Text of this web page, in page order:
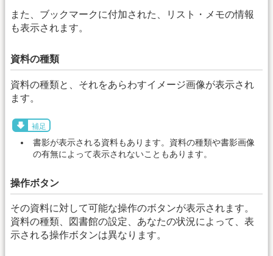
また、ブックマークに付加された、リスト・メモの情報
も表示されます。
資料の種類
資料の種類と、それをあらわすイメージ画像が表示され
ます。
補足
書影が表示される資料もあります。資料の種類や書影画像
の有無によって表示されないこともあります。
操作ボタン
その資料に対して可能な操作のボタンが表示されます。
資料の種類、図書館の設定、あなたの状況によって、表
示される操作ボタンは異なります。